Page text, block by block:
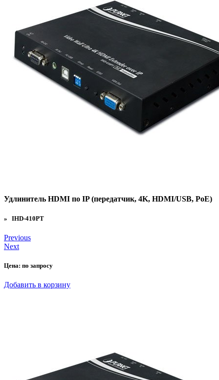
Удлинитель HDMI по IP (передатчик, 4K, HDMI/USB, PoE)
» IHD-410PT
Previous
Next
Цена: по запросу
Добавить в корзину